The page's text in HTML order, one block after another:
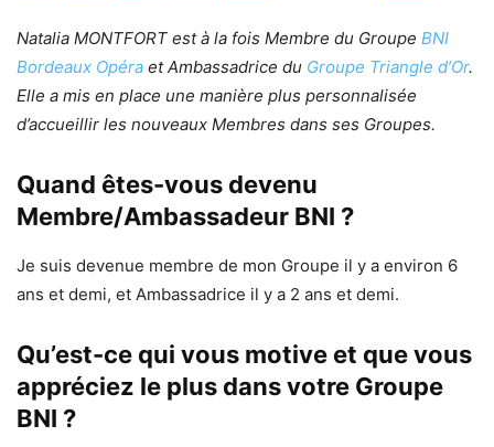
Natalia MONTFORT est à la fois Membre du Groupe BNI
Bordeaux Opéra et Ambassadrice du Groupe Triangle d’Or.
Elle a mis en place une manière plus personnalisée
d’accueillir les nouveaux Membres dans ses Groupes.
Quand êtes-vous devenu
Membre/Ambassadeur BNI ?
Je suis devenue membre de mon Groupe il y a environ 6
ans et demi, et Ambassadrice il y a 2 ans et demi.
Qu’est-ce qui vous motive et que vous
appréciez le plus dans votre Groupe
BNI ?